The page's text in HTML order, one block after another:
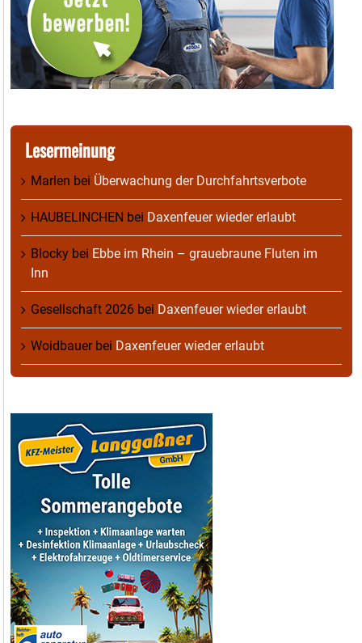
Lesermeinung
Marlen bei Überwachung der Durchfahrtsverbote
HAUBELINCHEN bei Daxenfeuer wieder erlaubt
Blocky bei Ebbe im Rhein – grauebraune Fluten im
Inn
Gesellschaft 2026 bei Daxenfeuer wieder erlaubt
Woidbauerbei Daxenfeuer wieder erlaubt